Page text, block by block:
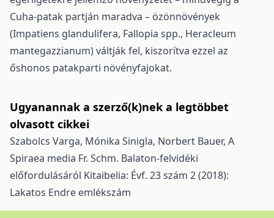
Cuha-patak partján maradva – özönnövények
(Impatiens glandulifera, Fallopia spp., Heracleum
mantegazzianum) váltják fel, kiszorítva ezzel az
őshonos patakparti növényfajokat.
Ugyanannak a szerző(k)nek a legtöbbet
olvasott cikkei
Szabolcs Varga, Mónika Sinigla, Norbert Bauer, A
Spiraea media Fr. Schm. Balaton-felvidéki
előfordulásáról Kitaibelia: Évf. 23 szám 2 (2018):
Lakatos Endre emlékszám